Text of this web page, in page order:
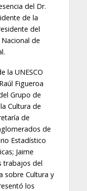
del Dr.
de la
del
de
la UNESCO
Figueroa
Grupo de
Cultura de
de
de
Estadístico
Jaime
trabajos del
sobre Cultura y
los